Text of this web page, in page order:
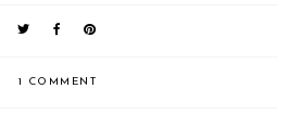
1 COMMENT